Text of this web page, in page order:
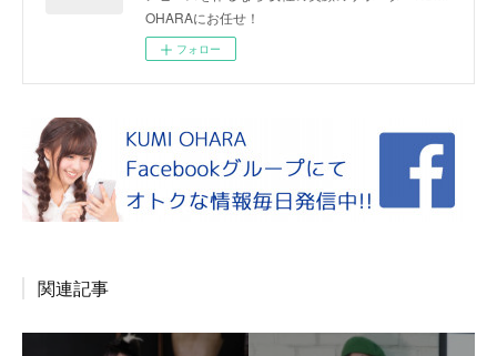
OHARAにお任せ！
フォロー
関連記事